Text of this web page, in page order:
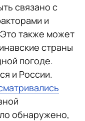
связано с
и
также может
страны
погоде.
и России.
обнаружено,